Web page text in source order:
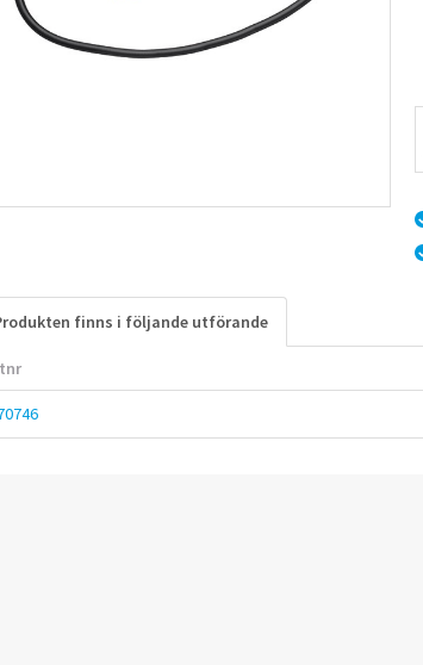
finns i följande utförande